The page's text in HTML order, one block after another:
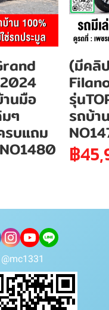
นมือ
ๆ
บแถม
(มีคลิ
รุ่น
รถบ้า
฿
@mc1331